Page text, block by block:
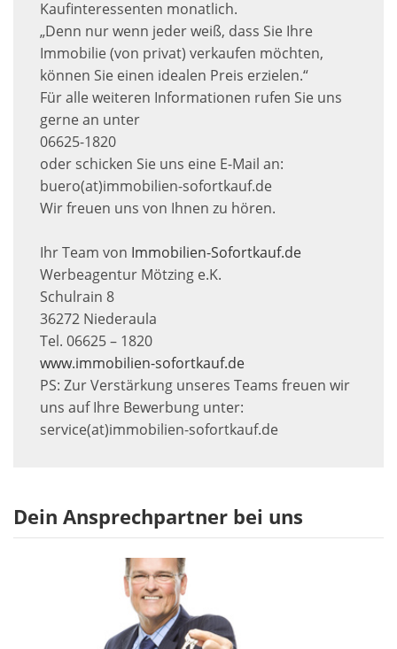
Kaufinteressenten monatlich.
„Denn nur wenn jeder weiß, dass Sie Ihre
Immobilie (von privat) verkaufen möchten,
können Sie einen idealen Preis erzielen.“
Für alle weiteren Informationen rufen Sie uns
gerne an unter
06625-1820
oder schicken Sie uns eine E-Mail an:
buero(at)immobilien-sofortkauf.de
Wir freuen uns von Ihnen zu hören.
Ihr Team von Immobilien-Sofortkauf.de
Werbeagentur Mötzing e.K.
Schulrain 8
36272 Niederaula
Tel. 06625 – 1820
www.immobilien-sofortkauf.de
PS: Zur Verstärkung unseres Teams freuen wir
uns auf Ihre Bewerbung unter:
service(at)immobilien-sofortkauf.de
Dein Ansprechpartner bei uns